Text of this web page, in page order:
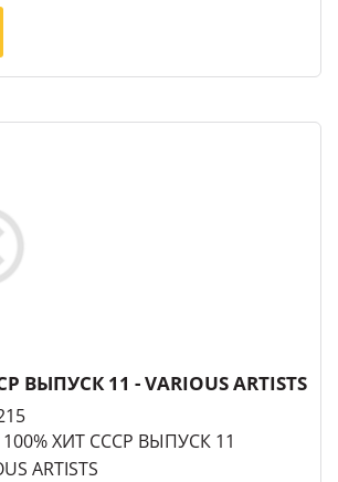
ВЫПУСК 11 - VARIOUS ARTISTS
100% ХИТ СССР ВЫПУСК 11
ARTISTS